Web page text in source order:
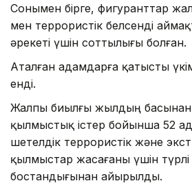
Сонымен бірге, фигуранттар
мен террористік белсенді
әрекеті үшін соттылығы болған.
Аталған адамдарға қатысты
енді.
Жалпы биылғы жылдың басынан
қылмыстық істер бойынша 52
шетелдік террористік және
қылмыстар жасағаны үшін түрлі
бостандығынан айырылды.